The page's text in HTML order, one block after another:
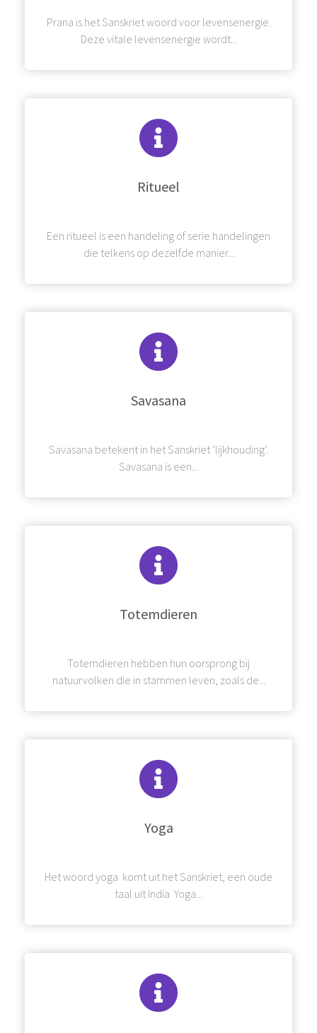
Prana is het Sanskriet woord voor levensenergie.
Deze vitale levensenergie wordt...
Ritueel
Een ritueel is een handeling of serie handelingen
die telkens op dezelfde manier...
Savasana
Savasana betekent in het Sanskriet ‘lijkhouding’.
Savasana is een...
Totemdieren
Totemdieren hebben hun oorsprong bij
natuurvolken die in stammen leven, zoals de...
Yoga
Het woord yoga komt uit het Sanskriet, een oude
taal uit India Yoga...